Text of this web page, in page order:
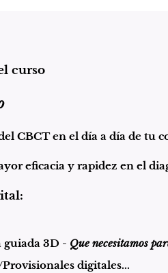
curso
CBCT en el día a día de tu
eficacia y rapidez en el
guiada 3D - Que necesitamos
digitales...